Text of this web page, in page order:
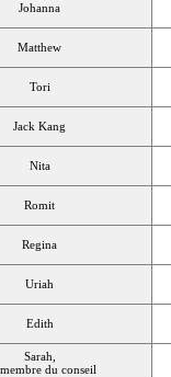
Johanna
Matthew
Tori
Jack Kang
Nita
Romit
Regina
Uriah
Edith
Sarah,
du conseil